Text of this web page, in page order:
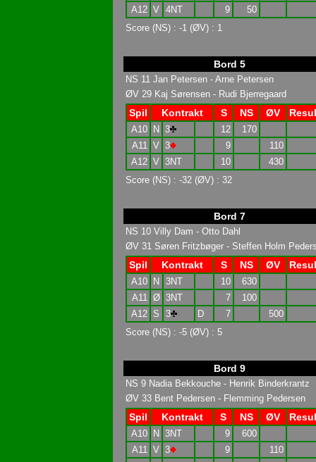
A12 V 4NT 9
50
Score (NS) : -1 (ØV) : 1
Bord 5
NS 11 Jan Petersen - Arne Petersen
ØV 29 Kaj Sørensen - Rudi Bjerregaard
Spil Kontrakt S NS ØV
A10 N 3 12
170
A11 V 3 9
110
A12 V 3NT 10
430
Score (NS) : -32 (ØV) : 32
Bord 7
NS 10 Villy Dam - Otto Dahl
ØV 31 Søren Fritzbøger - Steffen Holm
Spil Kontrakt S NS ØV
A10 N 3NT 10
630
A11 Ø 3NT 7
100
A12 S 3 D 7
500
Score (NS) : -5 (ØV) : 5
Bord 9
NS 9 Nadia Bekkouche - Henrik Binderkrantz
ØV 33 Bent Pedersen - Flemming Pedersen
Spil Kontrakt S NS ØV
A10 N 3NT 9
600
A11 V 3 9
110